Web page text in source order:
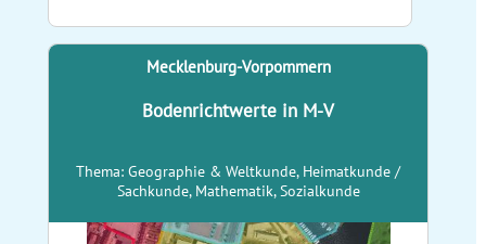
Mecklenburg-Vorpommern
Bodenrichtwerte in M-V
Thema: Geographie & Weltkunde, Heimatkunde /
Sachkunde, Mathematik, Sozialkunde